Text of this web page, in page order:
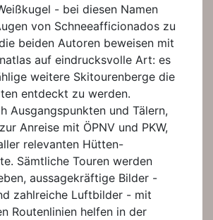
- bei diesen Namen
von Schneeafficionados zu
beiden Autoren beweisen mit
auf eindrucksvolle Art: es
weitere Skitourenberge die
entdeckt zu werden.
Ausgangspunkten und Tälern,
Anreise mit ÖPNV und PKW,
relevanten Hütten-
Sämtliche Touren werden
aussagekräftige Bilder -
zahlreiche Luftbilder - mit
Routenlinien helfen in der